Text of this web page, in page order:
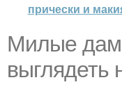
прически и
Милые
выглядеть